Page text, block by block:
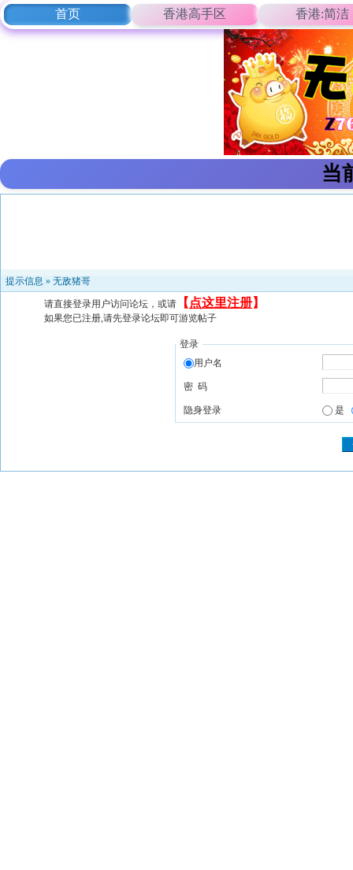
首页 香港高手区 香港:简洁
当
提示信息 » 无敌猪哥
请直接登录用户访问论坛，或请 【 点这里注册】
如果您已注册,请先登录论坛即可游览帖子
登录
用户名
密 码
隐身登录 是